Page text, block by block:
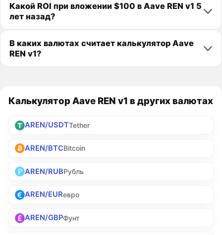
Какой ROI при вложении $100 в Aave REN v1 5
лет назад?
В каких валютах считает калькулятор Aave
REN v1?
Калькулятор Aave REN v1 в других валютах
AREN/USDTTether
AREN/BTCBitcoin
AREN/RUBРубль
AREN/EURевро
AREN/GBPФунт